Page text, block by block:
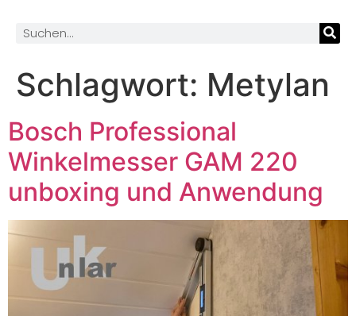
Schlagwort: Metylan
Bosch Professional
Winkelmesser GAM 220
unboxing und Anwendung